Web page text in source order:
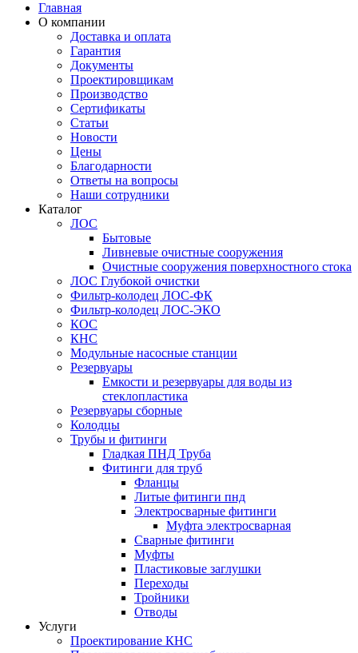
Главная
О компании
Доставка и оплата
Гарантия
Документы
Проектировщикам
Производство
Сертификаты
Статьи
Новости
Цены
Благодарности
Ответы на вопросы
Наши сотрудники
Каталог
ЛОС
Бытовые
Ливневые очистные сооружения
Очистные сооружения поверхностного стока
ЛОС Глубокой очистки
Фильтр-колодец ЛОС-ФК
Фильтр-колодец ЛОС-ЭКО
КОС
КНС
Модульные насосные станции
Резервуары
Емкости и резервуары для воды из
стеклопластика
Резервуары сборные
Колодцы
Трубы и фитинги
Гладкая ПНД Труба
Фитинги для труб
Фланцы
Литые фитинги пнд
Электросварные фитинги
Муфта электросварная
Сварные фитинги
Муфты
Пластиковые заглушки
Переходы
Тройники
Отводы
Услуги
Проектирование КНС